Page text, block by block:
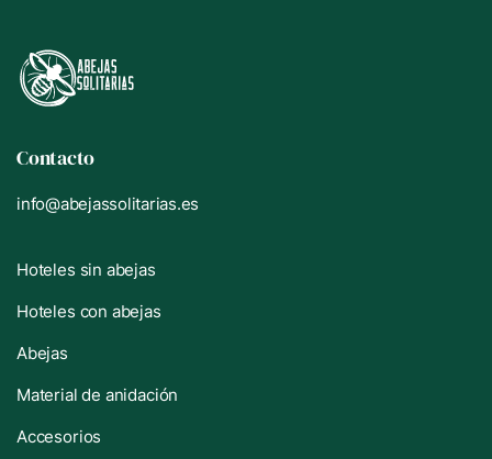
Contacto
info@abejassolitarias.es
Hoteles sin abejas
Hoteles con abejas
Abejas
Material de anidación
Accesorios